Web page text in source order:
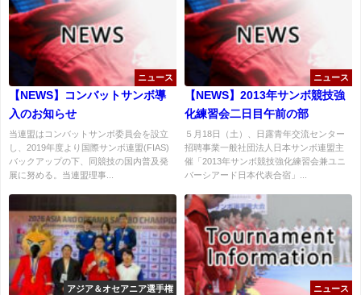
ニュース
【NEWS】コンバットサンボ導
入のお知らせ
当連盟はコンバットサンボ委員会を設立
し、2019年度より国際サンボ連盟(FIAS)
バックアップの下、同競技の国内普及発
展に努める。当連盟理事...
ニュース
【NEWS】2013年サンボ競技強
化練習会二日目午前の部
５月18日（土）、日露青年交流センター
招聘事業一般社団法人日本サンボ連盟主
催「2013年サンボ競技強化練習会兼ユニ
バーシアード日本代表合宿」...
アジア＆オセアニア選手権 ニュース